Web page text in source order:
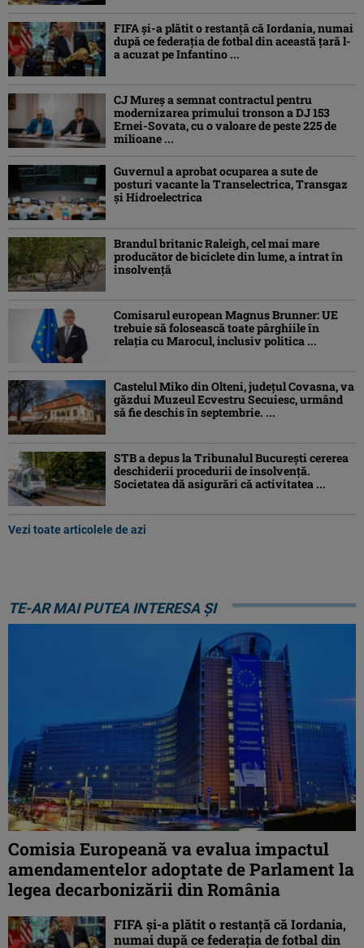
FIFA și-a plătit o restanță că Iordania, numai
după ce federația de fotbal din această țară l-
a acuzat pe Infantino ...
CJ Mureș a semnat contractul pentru
modernizarea primului tronson a DJ 153
Ernei-Sovata, cu o valoare de peste 225 de
milioane ...
Guvernul a aprobat ocuparea a sute de
posturi vacante la Transelectrica, Transgaz
și Hidroelectrica
Brandul britanic Raleigh, cel mai mare
producător de biciclete din lume, a intrat în
insolvență
Comisarul european Magnus Brunner: UE
trebuie să folosească toate pârghiile în
relația cu Marocul, inclusiv politica ...
Castelul Miko din Olteni, județul Covasna, va
găzdui Muzeul Ecvestru Secuiesc, urmând
să fie deschis în septembrie. ...
STB a depus la Tribunalul București cererea
deschiderii procedurii de insolvență.
Societatea dă asigurări că activitatea ...
Vezi toate articolele de azi
TE-AR MAI PUTEA INTERESA ȘI
Comisia Europeană va evalua impactul
amendamentelor adoptate de Parlament la
legea decarbonizării din România
FIFA și-a plătit o restanță că Iordania,
numai după ce federația de fotbal din